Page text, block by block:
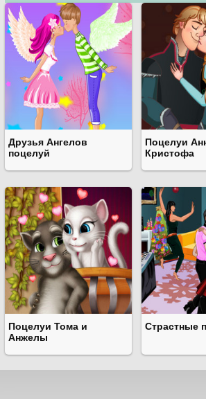
Друзья Ангелов
поцелуй
Поцелуи
Кристофа
Поцелуи Тома и
Анжелы
Страстные